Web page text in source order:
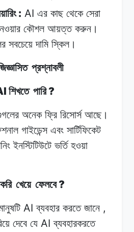
: AI এর কাছ থেকে সেরা
কৌশল আয়ত্ত করুন।
সবচেয়ে দামি স্কিল।
প্রশ্নাবলী
শিখতে পারি?
অনেক ফ্রি রিসোর্স আছে।
গাইডেন্স এবং সার্টিফিকেট
ইনস্টিটিউটে ভর্তি হওয়া
খেয়ে ফেলবে?
AIব্যবহার করতে জানে ,
দেবে যে AIব্যবহারকরতে